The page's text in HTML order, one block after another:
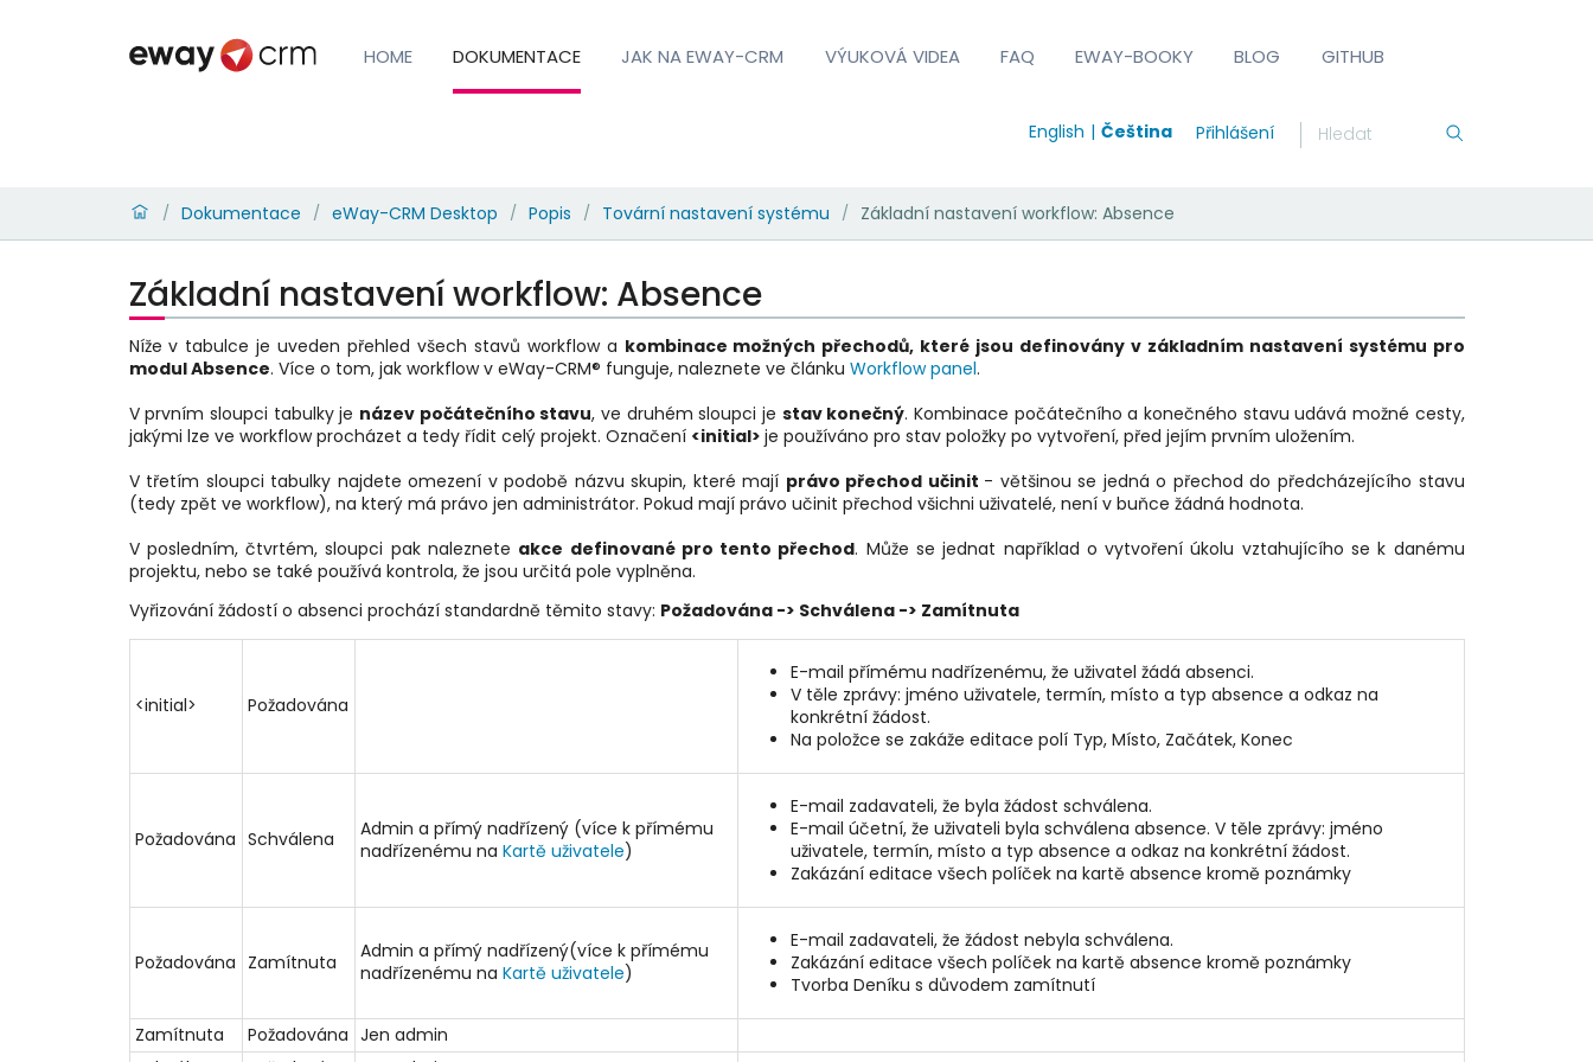
HOME DOKUMENTACE JAK NA EWAY-CRM VÝUKOVÁ VIDEA FAQ EWAY-BOOKY BLOG GITHUB
English Čeština Přihlášení
/ Dokumentace / eWay-CRM Desktop / Popis / Tovární nastavení systému / Základní nastavení workflow: Absence
Základní nastavení workflow: Absence
Níže v tabulce je uveden přehled všech stavů workflow a kombinace možných přechodů, které jsou definovány v základním nastavení systému pro
modul Absence. Více o tom, jak workflow v eWay-CRM® funguje, naleznete ve článku Workflow panel.
V prvním sloupci tabulky je název počátečního stavu, ve druhém sloupci je stav konečný. Kombinace počátečního a konečného stavu udává možné cesty,
jakými lze ve workflow procházet a tedy řídit celý projekt. Označení <initial> je používáno pro stav položky po vytvoření, před jejím prvním uložením.
V třetím sloupci tabulky najdete omezení v podobě názvu skupin, které mají právo přechod učinit - většinou se jedná o přechod do předcházejícího stavu
(tedy zpět ve workflow), na který má právo jen administrátor. Pokud mají právo učinit přechod všichni uživatelé, není v buňce žádná hodnota.
V posledním, čtvrtém, sloupci pak naleznete akce definované pro tento přechod. Může se jednat například o vytvoření úkolu vztahujícího se k danému
projektu, nebo se také používá kontrola, že jsou určitá pole vyplněna.
Vyřizování žádostí o absenci prochází standardně těmito stavy: Požadována -> Schválena -> Zamítnuta
<initial> Požadována
E-mail přímému nadřízenému, že uživatel žádá absenci.
V těle zprávy: jméno uživatele, termín, místo a typ absence a odkaz na
konkrétní žádost.
Na položce se zakáže editace polí Typ, Místo, Začátek, Konec
Požadována Schválena Admin a přímý nadřízený (více k přímému
nadřízenému na Kartě uživatele)
E-mail zadavateli, že byla žádost schválena.
E-mail účetní, že uživateli byla schválena absence. V těle zprávy: jméno
uživatele, termín, místo a typ absence a odkaz na konkrétní žádost.
Zakázání editace všech políček na kartě absence kromě poznámky
Požadována Zamítnuta Admin a přímý nadřízený(více k přímému
nadřízenému na Kartě uživatele)
E-mail zadavateli, že žádost nebyla schválena.
Zakázání editace všech políček na kartě absence kromě poznámky
Tvorba Deníku s důvodem zamítnutí
Zamítnuta Požadována Jen admin